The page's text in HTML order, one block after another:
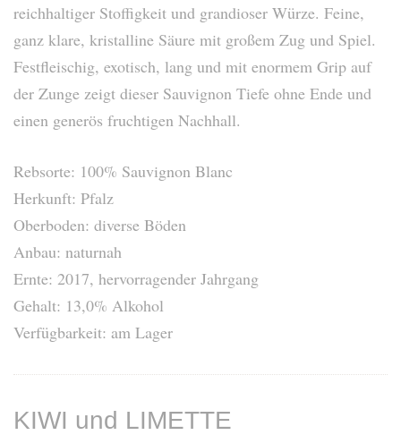
reichhaltiger Stoffigkeit und grandioser Würze. Feine,
ganz klare, kristalline Säure mit großem Zug und Spiel.
Festfleischig, exotisch, lang und mit enormem Grip auf
der Zunge zeigt dieser Sauvignon Tiefe ohne Ende und
einen generös fruchtigen Nachhall.
Rebsorte: 100% Sauvignon Blanc
Herkunft: Pfalz
Oberboden: diverse Böden
Anbau: naturnah
Ernte: 2017, hervorragender Jahrgang
Gehalt: 13,0% Alkohol
Verfügbarkeit: am Lager
KIWI und LIMETTE